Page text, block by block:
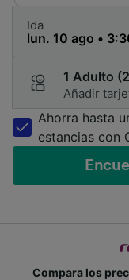
Ida
1 Adulto
Añadir
Ahorra hasta
estancias con
Compara los